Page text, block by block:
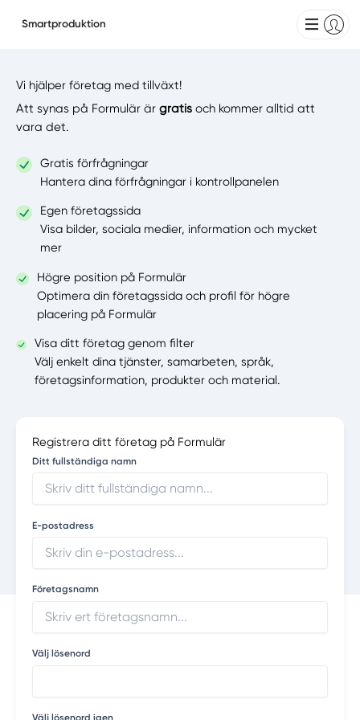
Smartproduktion
Vi hjälper företag med tillväxt!
Att synas på Formulär ärgratis och kommer alltid att
vara det.
Gratis förfrågningar
Hantera dina förfrågningar i kontrollpanelen
Egen företagssida
Visa bilder, sociala medier, information och mycket
mer
Högre position på Formulär
Optimera din företagssida och profil för högre
placering på Formulär
Visa ditt företag genom filter
Välj enkelt dina tjänster, samarbeten, språk,
företagsinformation, produkter och material.
Registrera ditt företag på Formulär
Ditt fullständiga namn
E-postadress
Företagsnamn
Välj lösenord
Välj lösenord igen